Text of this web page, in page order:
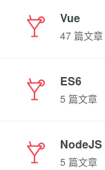
Vue
47 篇文章
ES6
5 篇文章
NodeJS
5 篇文章